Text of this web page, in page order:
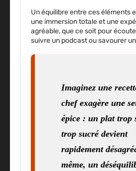
Un équilibre entre ces éléments
une immersion totale et une
agréable, que ce soit pour
suivre un podcast ou savourer
Imaginez une
chef exagère une
épice : un plat trop
trop sucré devient
rapidement
même, un